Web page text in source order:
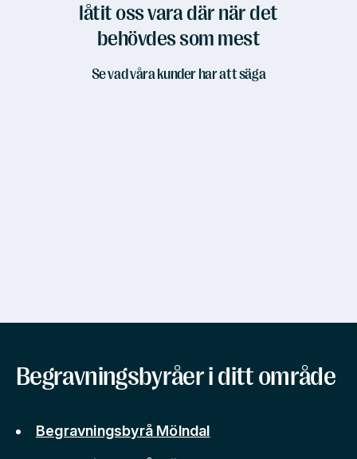
låtit oss vara där när det
behövdes som mest
Se vad våra kunder har att säga
Begravningsbyråer i ditt område
Begravningsbyrå Mölndal